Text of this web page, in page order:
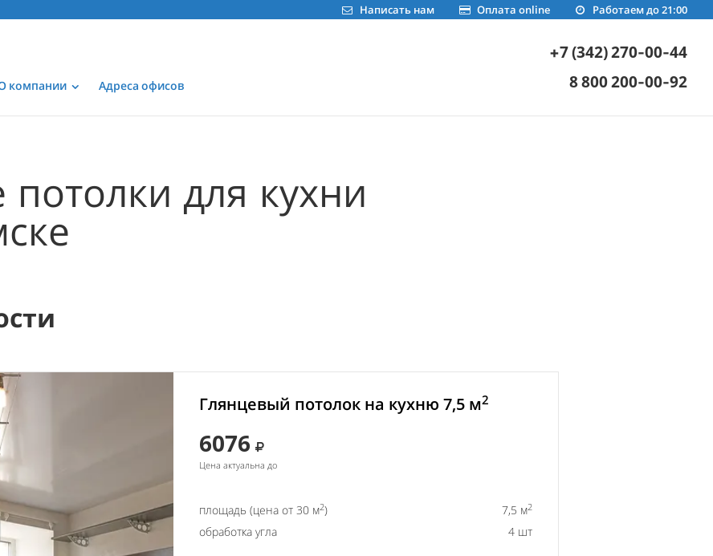
Работаем до 21:00
Оплата online
Написать нам
компании Адреса офисов
+7 (342) 270-00-44
8 800 200-00-92
для кухни
Глянцевый потолок на кухню 7,5 м2
6076
Цена актуальна до
площадь (цена от 30 м2) 7,5 м2
обработка угла 4 шт